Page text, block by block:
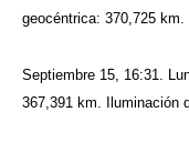
geocéntrica: 370,725 km.
Septiembre 15, 16:31.
367,391 km. Iluminación